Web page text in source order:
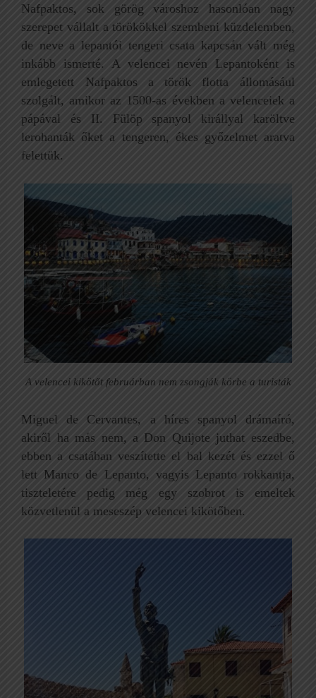
Nafpaktos, sok görög városhoz hasonlóan nagy
szerepet vállalt a törökökkel szembeni küzdelemben,
de neve a lepantói tengeri csata kapcsán vált még
inkább ismerté. A velencei nevén Lepantoként is
emlegetett Nafpaktos a török flotta állomásául
szolgált, amikor az 1500-as években a velenceiek a
pápával és II. Fülöp spanyol királlyal karöltve
lerohanták őket a tengeren, ékes győzelmet aratva
felettük.
A velencei kikötőt februárban nem zsongják körbe a turisták
Miguel de Cervantes, a híres spanyol drámaíró,
akiről ha más nem, a Don Quijote juthat eszedbe,
ebben a csatában veszítette el bal kezét és ezzel ő
lett Manco de Lepanto, vagyis Lepanto rokkantja,
tiszteletére pedig még egy szobrot is emeltek
közvetlenül a meseszép velencei kikötőben.